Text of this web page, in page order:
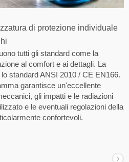
di protezione individuale
tutti gli standard come la
al comfort e ai dettagli. La
standard ANSI 2010 / CE EN166.
garantisce un'eccellente
gli impatti e le radiazioni
e le eventuali regolazioni della
confortevoli.